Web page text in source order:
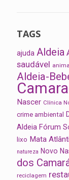
TAGS
ajuda Aldeia
saudável
Aldeia-
Nascer Clínica
crime ambiental
Aldeia Fórum
lixo Mata
natureza Novo
dos
reciclagem